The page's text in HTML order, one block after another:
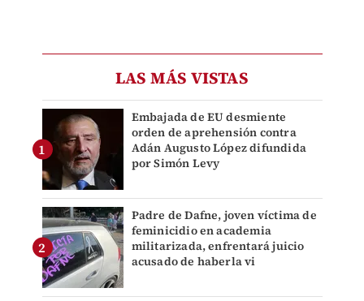
LAS MÁS VISTAS
Embajada de EU desmiente
orden de aprehensión contra
Adán Augusto López difundida
por Simón Levy
Padre de Dafne, joven víctima de
feminicidio en academia
militarizada, enfrentará juicio
acusado de haberla vi